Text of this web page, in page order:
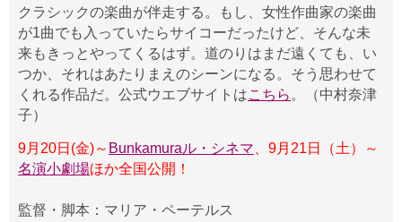
クラシックの楽曲が伴走する。もし、女性作曲家の楽曲
が1曲でも入っていたらサイコーだったけど、そんな未
来もきっとやってくるはず。道のりはまだ遠くても、い
つか、それはあたりまえのシーンになる。そう思わせて
くれる作品だ。公式ウエブサイトはこちら 。（中村奈津
子）
9月20日(金)～ Bunkamuraル・シネマ 、9月21日（土）～
名演小劇場ほか全国公開！
監督・脚本：マリア・ペーテルス